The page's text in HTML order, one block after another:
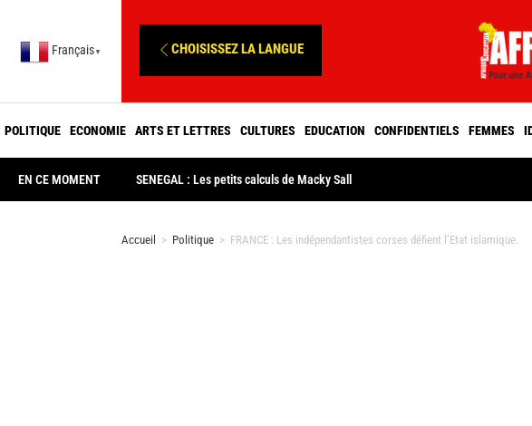
Français ▼ CHOISISSEZ LA LANGUE
POLITIQUE ECONOMIE ARTS ET LETTRES CULTURES EDUCATION CONFIDENTIELS FEMMES
EN CE MOMENT SENEGAL : Les petits calculs de Macky Sall
Accueil > Politique > FRANCE : Les indépendantistes corses défient l’Etat islamique.